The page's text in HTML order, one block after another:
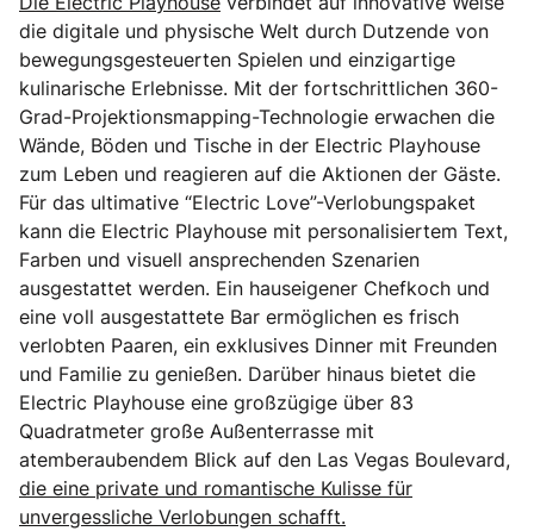
die digitale und physische Welt durch Dutzende von
bewegungsgesteuerten Spielen und einzigartige
kulinarische Erlebnisse. Mit der fortschrittlichen 360-
Grad-Projektionsmapping-Technologie erwachen die
Wände, Böden und Tische in der Electric Playhouse
zum Leben und reagieren auf die Aktionen der Gäste.
Für das ultimative “Electric Love”-Verlobungspaket
kann die Electric Playhouse mit personalisiertem Text,
Farben und visuell ansprechenden Szenarien
ausgestattet werden. Ein hauseigener Chefkoch und
eine voll ausgestattete Bar ermöglichen es frisch
verlobten Paaren, ein exklusives Dinner mit Freunden
und Familie zu genießen. Darüber hinaus bietet die
Electric Playhouse eine großzügige über 83
Quadratmeter große Außenterrasse mit
atemberaubendem Blick auf den Las Vegas Boulevard,
die eine private und romantische Kulisse für
unvergessliche Verlobungen schafft.